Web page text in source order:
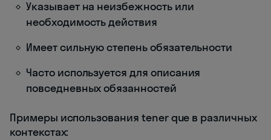
Указывает на неизбежность или
необходимость действия
Имеет сильную степень обязательности
Часто используется для описания
повседневных обязанностей
Примеры использования tener que в различных
контекстах: